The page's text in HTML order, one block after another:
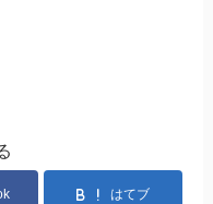
はてブ